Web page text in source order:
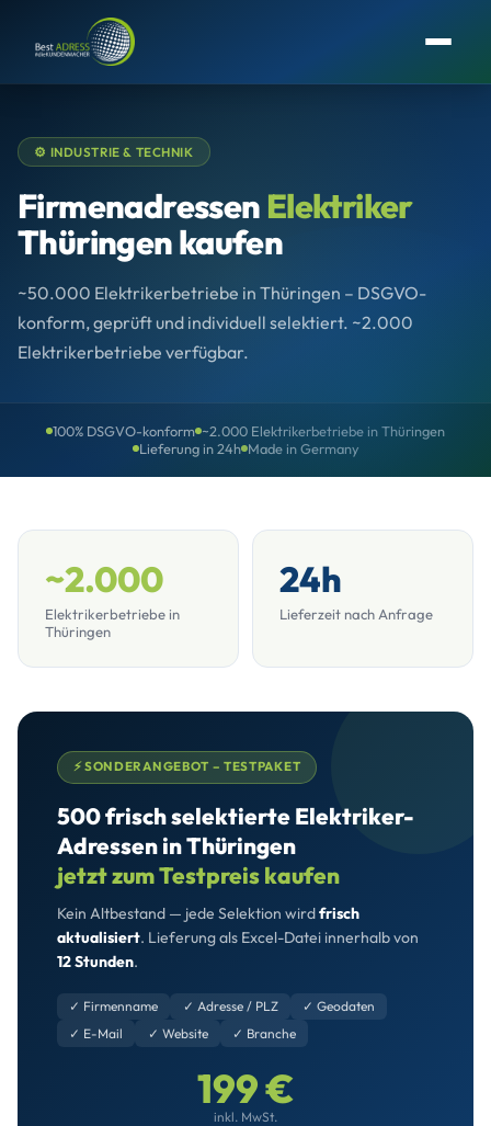
⚙️ INDUSTRIE & TECHNIK
Firmenadressen Elektriker
Thüringen kaufen
~50.000 Elektrikerbetriebe in Thüringen – DSGVO-
konform, geprüft und individuell selektiert. ~2.000
Elektrikerbetriebe verfügbar.
100% DSGVO-konform ~2.000 Elektrikerbetriebe in Thüringen
Lieferung in 24h Made in Germany
~2.000
Elektrikerbetriebe in
Thüringen
24h
Lieferzeit nach Anfrage
⚡ SONDERANGEBOT – TESTPAKET
500 frisch selektierte Elektriker-
Adressen in Thüringen
jetzt zum Testpreis kaufen
Kein Altbestand — jede Selektion wirdfrisch
aktualisiert. Lieferung als Excel-Datei innerhalb von
12 Stunden.
✓ Firmenname ✓ Adresse / PLZ
✓ Geodaten
✓ E-Mail
✓ Website ✓ Branche
199 €
inkl. MwSt.